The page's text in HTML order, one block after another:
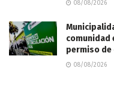
08/08/2026
comunidad
permiso de
08/08/2026